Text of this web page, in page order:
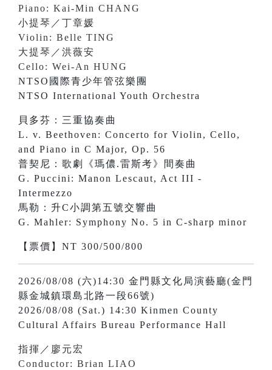
Piano: Kai-Min CHANG
小提琴／丁章媛
Violin: Belle TING
大提琴／洪薇安
Cello: Wei-An HUNG
NTSO國際青少年管弦樂團
NTSO International Youth Orchestra
貝多芬：三重協奏曲
L. v. Beethoven: Concerto for Violin, Cello,
and Piano in C Major, Op. 56
普契尼：歌劇《瑪儂.雷斯考》間奏曲
G. Puccini: Manon Lescaut, Act III -
Intermezzo
馬勒：升C小調第五號交響曲
G. Mahler: Symphony No. 5 in C-sharp minor
【票價】NT 300/500/800
2026/08/08 (六)14:30 金門縣文化局演藝廳(金門
縣金城鎮環島北路一段66號)
2026/08/08 (Sat.) 14:30 Kinmen County
Cultural Affairs Bureau Performance Hall
指揮／廖元宏
Conductor: Brian LIAO